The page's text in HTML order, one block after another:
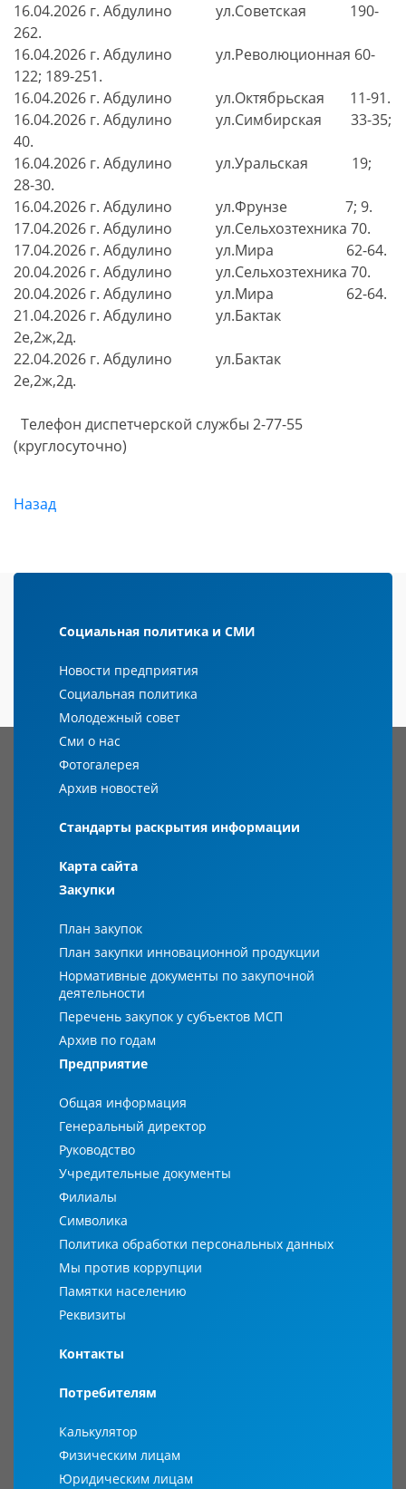
16.04.2026 г. Абдулино ул.Советская 190-
262.
16.04.2026 г. Абдулино ул.Революционная 60-
122; 189-251.
16.04.2026 г. Абдулино ул.Октябрьская 11-91.
16.04.2026 г. Абдулино ул.Симбирская 33-35;
40.
16.04.2026 г. Абдулино ул.Уральская 19;
28-30.
16.04.2026 г. Абдулино ул.Фрунзе 7; 9.
17.04.2026 г. Абдулино ул.Сельхозтехника 70.
17.04.2026 г. Абдулино ул.Мира 62-64.
20.04.2026 г. Абдулино ул.Сельхозтехника 70.
20.04.2026 г. Абдулино ул.Мира 62-64.
21.04.2026 г. Абдулино ул.Бактак
2е,2ж,2д.
22.04.2026 г. Абдулино ул.Бактак
2е,2ж,2д.
Телефон диспетчерской службы 2-77-55
(круглосуточно)
Назад
Социальная политика и СМИ
Новости предприятия
Социальная политика
Молодежный совет
Сми о нас
Фотогалерея
Архив новостей
Стандарты раскрытия информации
Карта сайта
Закупки
План закупок
План закупки инновационной продукции
Нормативные документы по закупочной
деятельности
Перечень закупок у субъектов МСП
Архив по годам
Предприятие
Общая информация
Генеральный директор
Руководство
Учредительные документы
Филиалы
Символика
Политика обработки персональных данных
Мы против коррупции
Памятки населению
Реквизиты
Контакты
Потребителям
Калькулятор
Физическим лицам
Юридическим лицам